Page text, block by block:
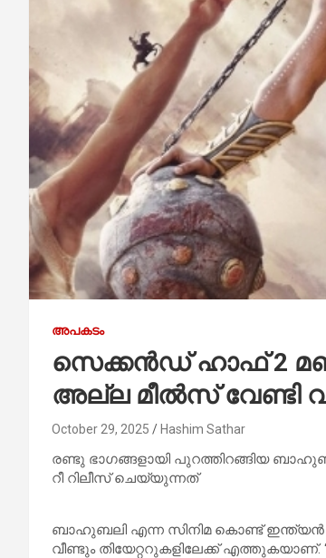
അപകടം
സെക്കൻഡ് ഹാഫ് 2
അല്ല മീൽസ് വേണ്ടി
October 29, 2025 Hashim Sathar
രണ്ടു ഭാഗങ്ങളായി പുറത്തിറങ്ങിയ
റീ റിലീസ് ചെയ്യുന്നത്
ബാഹുബലി എന്ന സിനിമ കൊണ്ട് ഇന്ത്യൻ
വീണ്ടും തിയേറ്ററുകളിലേക്ക് എത്തുകയാണ്.